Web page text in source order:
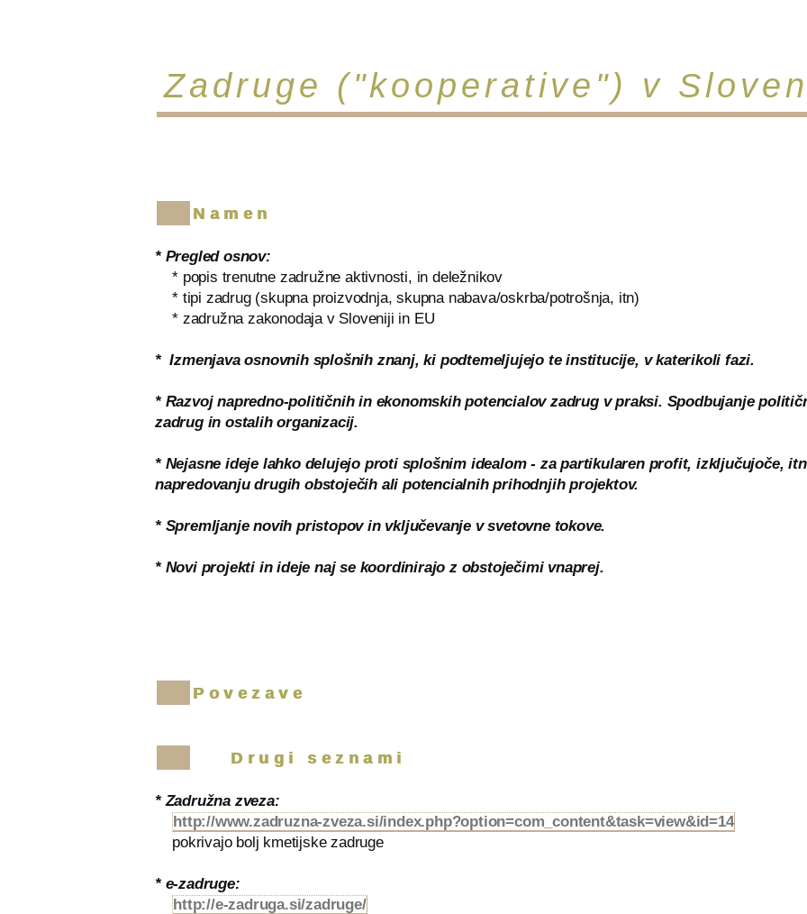
Zadruge ("kooperative") v
Namen
* Pregled osnov:
* popis trenutne zadružne aktivnosti, in deležnikov
* tipi zadrug (skupna proizvodnja, skupna nabava/oskrba/potrošnja, itn)
* zadružna zakonodaja v Sloveniji in EU
* Izmenjava osnovnih splošnih znanj, ki podtemeljujejo te institucije, v katerikoli fazi.
* Razvoj napredno-političnih in ekonomskih potencialov zadrug v praksi. Spodbujanje
zadrug in ostalih organizacij.
* Nejasne ideje lahko delujejo proti splošnim idealom - za partikularen profit, izključujoče,
napredovanju drugih obstoječih ali potencialnih prihodnjih projektov.
* Spremljanje novih pristopov in vključevanje v svetovne tokove.
* Novi projekti in ideje naj se koordinirajo z obstoječimi vnaprej.
Povezave
Drugi seznami
* Zadružna zveza:
http://www.zadruzna-zveza.si/index.php?option=com_content&task=view&id=14
pokrivajo bolj kmetijske zadruge
* e-zadruge:
http://e-zadruga.si/zadruge/